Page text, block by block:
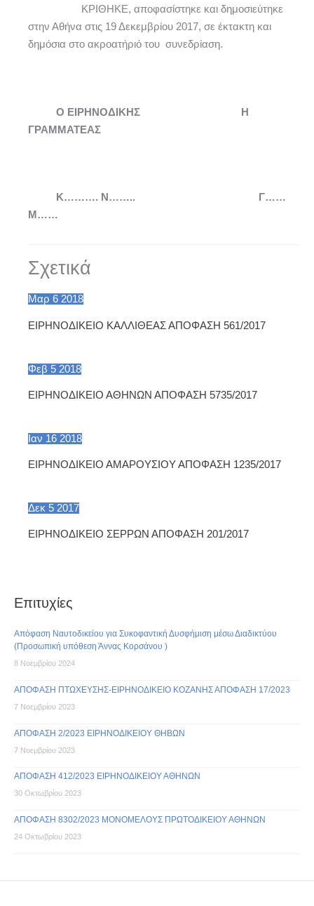
ΚΡΙΘΗΚΕ, αποφασίστηκε και δημοσιεύτηκε
στην Αθήνα στις 19 Δεκεμβρίου 2017, σε έκτακτη και
δημόσια στο ακροατήριό του συνεδρίαση.
Ο ΕΙΡΗΝΟΔΙΚΗΣ Η
ΓΡΑΜΜΑΤΕΑΣ
Κ………. Ν…….. Γ……
Μ……
Σχετικά
Μαρ 6 2018
ΕΙΡΗΝΟΔΙΚΕΙΟ ΚΑΛΛΙΘΕΑΣ ΑΠΟΦΑΣΗ 561/2017
Φεβ 5 2018
ΕΙΡΗΝΟΔΙΚΕΙΟ ΑΘΗΝΩΝ ΑΠΟΦΑΣΗ 5735/2017
Ιαν 16 2018
ΕΙΡΗΝΟΔΙΚΕΙΟ ΑΜΑΡΟΥΣΙΟΥ ΑΠΟΦΑΣΗ 1235/2017
Δεκ 5 2017
ΕΙΡΗΝΟΔΙΚΕΙΟ ΣΕΡΡΩΝ ΑΠΟΦΑΣΗ 201/2017
Επιτυχίες
Απόφαση Ναυτοδικείου για Συκοφαντική Δυσφήμιση μέσω Διαδικτύου
(Προσωπική υπόθεση Άννας Κορσάνου )
8 Νοεμβρίου 2024
ΑΠΟΦΑΣΗ ΠΤΩΧΕΥΣΗΣ-ΕΙΡΗΝΟΔΙΚΕΙΟ ΚΟΖΑΝΗΣ ΑΠΟΦΑΣΗ 17/2023
7 Νοεμβρίου 2023
ΑΠΟΦΑΣΗ 2/2023 ΕΙΡΗΝΟΔΙΚΕΙΟΥ ΘΗΒΩΝ
7 Νοεμβρίου 2023
ΑΠΟΦΑΣΗ 412/2023 ΕΙΡΗΝΟΔΙΚΕΙΟΥ ΑΘΗΝΩΝ
30 Οκτωβρίου 2023
ΑΠΟΦΑΣΗ 8302/2023 ΜΟΝΟΜΕΛΟΥΣ ΠΡΩΤΟΔΙΚΕΙΟΥ ΑΘΗΝΩΝ
24 Οκτωβρίου 2023